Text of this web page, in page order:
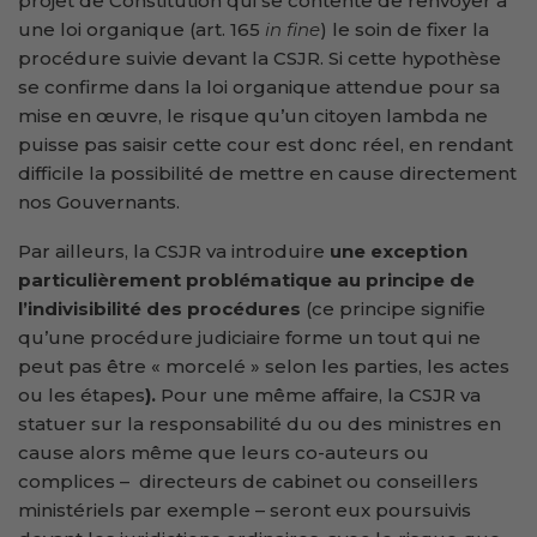
une loi organique (art. 165 in fine) le soin de fixer la
procédure suivie devant la CSJR. Si cette hypothèse
se confirme dans la loi organique attendue pour sa
mise en œuvre, le risque qu’un citoyen lambda ne
puisse pas saisir cette cour est donc réel, en rendant
difficile la possibilité de mettre en cause directement
nos Gouvernants.
Par ailleurs, la CSJR va introduire une exception
particulièrement problématique au principe de
l’indivisibilité des procédures (ce principe signifie
qu’une procédure judiciaire forme un tout qui ne
peut pas être « morcelé » selon les parties, les actes
ou les étapes). Pour une même affaire, la CSJR va
statuer sur la responsabilité du ou des ministres en
cause alors même que leurs co-auteurs ou
complices – directeurs de cabinet ou conseillers
ministériels par exemple – seront eux poursuivis